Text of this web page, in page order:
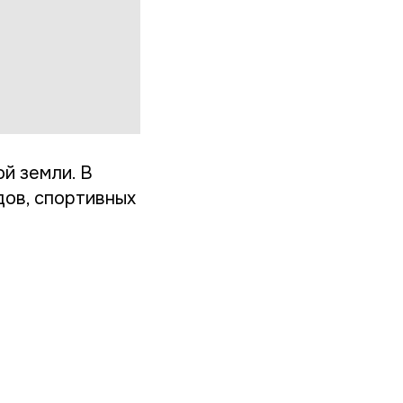
земли. В
спортивных